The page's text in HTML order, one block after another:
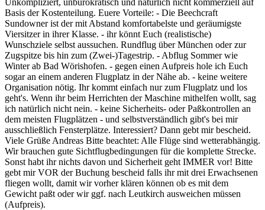
Basis der Kostenteilung. Euere Vorteile: - Die Beechcraft
Sundowner ist der mit Abstand komfortabelste und geräumigste
Viersitzer in ihrer Klasse. - ihr könnt Euch (realistische)
Wunschziele selbst aussuchen. Rundflug über München oder zur
Zugspitze bis hin zum (Zwei-)Tagestrip. - Abflug Sommer wie
Winter ab Bad Wörishofen. - gegen einen Aufpreis hole ich Euch
sogar an einem anderen Flugplatz in der Nähe ab. - keine weitere
Organisation nötig. Ihr kommt einfach nur zum Flugplatz und los
geht's. Wenn ihr beim Herrichten der Maschine mithelfen wollt, sag
ich natürlich nicht nein. - keine Sicherheits- oder Paßkontrollen an
dem meisten Flugplätzen - und selbstverständlich gibt's bei mir
ausschließlich Fensterplätze. Interessiert? Dann gebt mir bescheid.
Viele Grüße Andreas Bitte beachtet: Alle Flüge sind wetterabhängig.
Wir brauchen gute Sichtflugbedingungen für die komplette Strecke.
Sonst habt ihr nichts davon und Sicherheit geht IMMER vor! Bitte
gebt mir VOR der Buchung bescheid falls ihr mit drei Erwachsenen
fliegen wollt, damit wir vorher klären können ob es mit dem
Gewicht paßt oder wir ggf. nach Leutkirch ausweichen müssen
(Aufpreis).